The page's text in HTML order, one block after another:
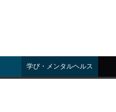
学び・メンタルヘルス